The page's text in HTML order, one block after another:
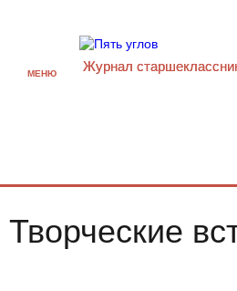
МЕНЮ Журнал
Творческие